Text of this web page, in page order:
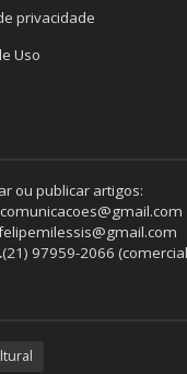
privacidade
Uso
ou publicar artigos:
(21) 97959-2066